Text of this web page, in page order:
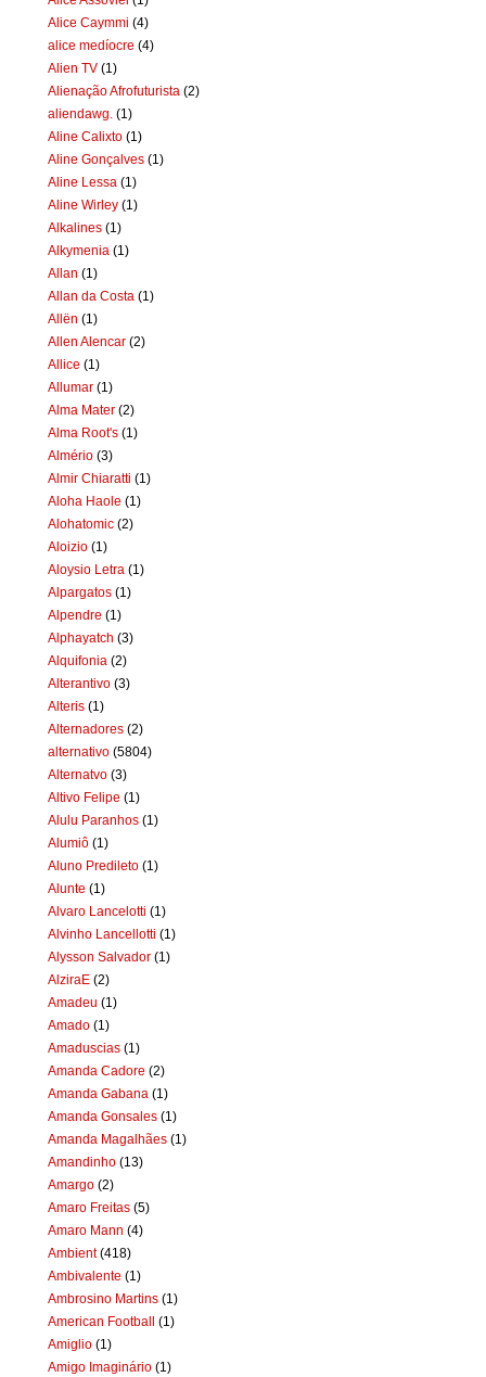
Alice Caymmi (4)
alice medíocre (4)
Alien TV (1)
Alienação Afrofuturista (2)
aliendawg. (1)
Aline Calixto (1)
Aline Gonçalves (1)
Aline Lessa (1)
Aline Wirley (1)
Alkalines (1)
Alkymenia (1)
Allan (1)
Allan da Costa (1)
Allën (1)
Allen Alencar (2)
Allice (1)
Allumar (1)
Alma Mater (2)
Alma Root's (1)
Almério (3)
Almir Chiaratti (1)
Aloha Haole (1)
Alohatomic (2)
Aloizio (1)
Aloysio Letra (1)
Alpargatos (1)
Alpendre (1)
Alphayatch (3)
Alquifonia (2)
Alterantivo (3)
Alteris (1)
Alternadores (2)
alternativo (5804)
Alternatvo (3)
Altivo Felipe (1)
Alulu Paranhos (1)
Alumiô (1)
Aluno Predileto (1)
Alunte (1)
Alvaro Lancelotti (1)
Alvinho Lancellotti (1)
Alysson Salvador (1)
AlziraE (2)
Amadeu (1)
Amado (1)
Amaduscias (1)
Amanda Cadore (2)
Amanda Gabana (1)
Amanda Gonsales (1)
Amanda Magalhães (1)
Amandinho (13)
Amargo (2)
Amaro Freitas (5)
Amaro Mann (4)
Ambient (418)
Ambivalente (1)
Ambrosino Martins (1)
American Football (1)
Amiglio (1)
Amigo Imaginário (1)